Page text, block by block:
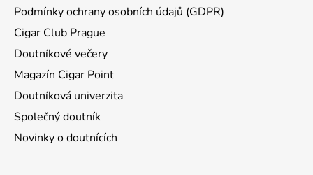
Podmínky ochrany osobních údajů (GDPR)
Cigar Club Prague
Doutníkové večery
Magazín Cigar Point
Doutníková univerzita
Společný doutník
Novinky o doutnících